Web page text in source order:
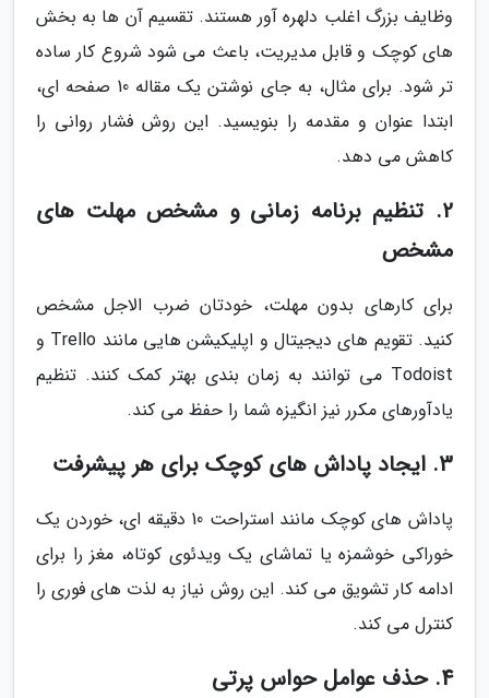
وظایف بزرگ اغلب دلهره آور هستند. تقسیم آن ها به بخش
های کوچک و قابل مدیریت، باعث می شود شروع کار ساده
تر شود. برای مثال، به جای نوشتن یک مقاله 10 صفحه ای،
ابتدا عنوان و مقدمه را بنویسید. این روش فشار روانی را
کاهش می دهد.
2. تنظیم برنامه زمانی و مشخص مهلت های
مشخص
برای کارهای بدون مهلت، خودتان ضرب الاجل مشخص
کنید. تقویم های دیجیتال و اپلیکیشن هایی مانند Trello و
Todoist می توانند به زمان بندی بهتر کمک کنند. تنظیم
یادآورهای مکرر نیز انگیزه شما را حفظ می کند.
3. ایجاد پاداش های کوچک برای هر پیشرفت
پاداش های کوچک مانند استراحت 10 دقیقه ای، خوردن یک
خوراکی خوشمزه یا تماشای یک ویدئوی کوتاه، مغز را برای
ادامه کار تشویق می کند. این روش نیاز به لذت های فوری را
کنترل می کند.
4. حذف عوامل حواس پرتی